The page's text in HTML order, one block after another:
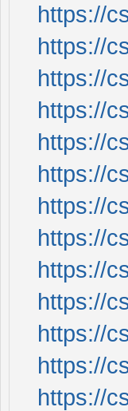
https://
https://
https://
https://
https://
https://
https://
https://
https://
https://
https://
https://
https://